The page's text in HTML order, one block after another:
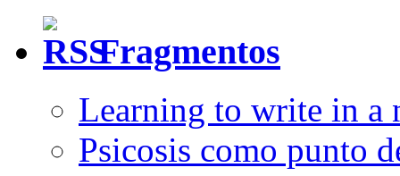
Fragmentos
Learning to write in a
Psicosis como punto